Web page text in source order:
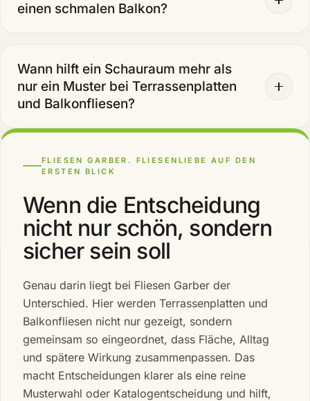
einen schmalen Balkon?
Wann hilft ein Schauraum mehr als
nur ein Muster bei Terrassenplatten
und Balkonfliesen?
FLIESEN GARBER. FLIESENLIEBE AUF DEN
ERSTEN BLICK
Wenn die Entscheidung
nicht nur schön, sondern
sicher sein soll
Genau darin liegt bei Fliesen Garber der
Unterschied. Hier werden Terrassenplatten und
Balkonfliesen nicht nur gezeigt, sondern
gemeinsam so eingeordnet, dass Fläche, Alltag
und spätere Wirkung zusammenpassen. Das
macht Entscheidungen klarer als eine reine
Musterwahl oder Katalogentscheidung und hilft,